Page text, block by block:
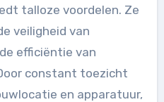
talloze voordelen. Ze
veiligheid van
efficiëntie van
constant toezicht
en apparatuur,